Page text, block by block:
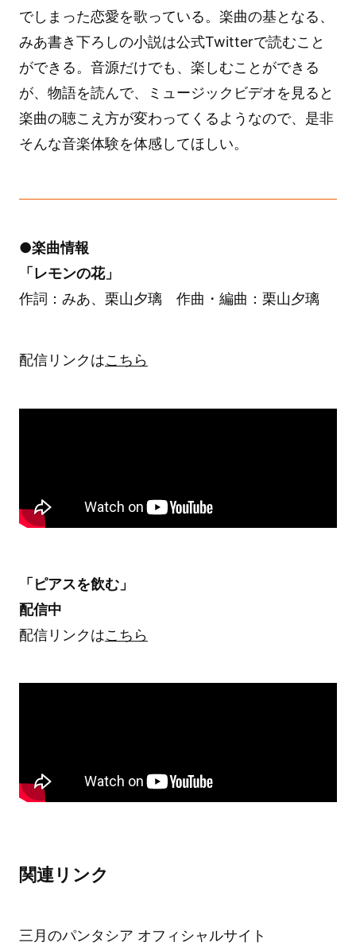
でしまった恋愛を歌っている。楽曲の基となる、
みあ書き下ろしの小説は公式Twitterで読むこと
ができる。音源だけでも、楽しむことができる
が、物語を読んで、ミュージックビデオを見ると
楽曲の聴こえ方が変わってくるようなので、是非
そんな音楽体験を体感してほしい。
●楽曲情報
「レモンの花」
作詞：みあ、栗山夕璃 作曲・編曲：栗山夕璃
配信リンクはこちら
「ピアスを飲む」
配信中
配信リンクはこちら
関連リンク
三月のパンタシア オフィシャルサイト